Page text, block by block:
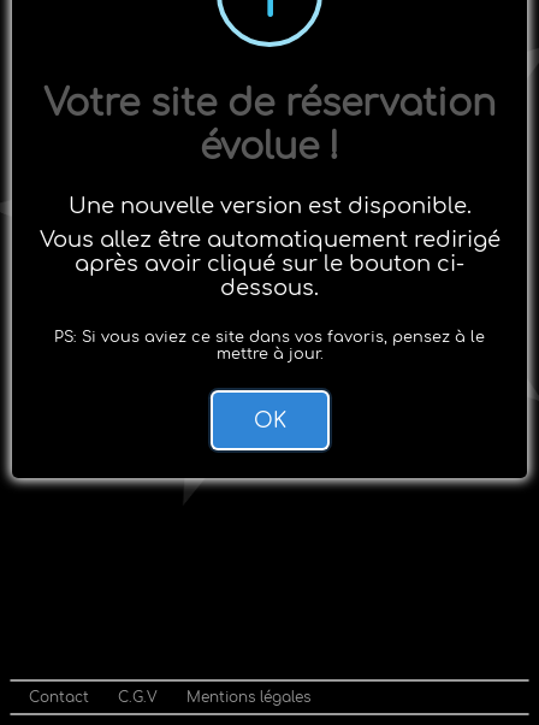
Contact C.G.V Mentions légales
Votre site de réservation
évolue !
Une nouvelle version est disponible.
Vous allez être automatiquement redirigé
après avoir cliqué sur le bouton ci-
dessous.
PS: Si vous aviez ce site dans vos favoris, pensez à le
mettre à jour.
OK